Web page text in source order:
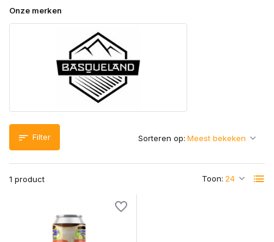
Onze merken
Filter
1 product Toon:
Sorteren op: